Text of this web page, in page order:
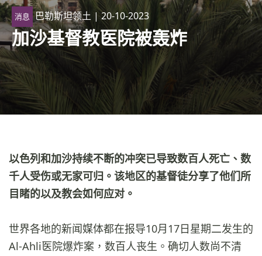
消息 巴勒斯坦领土 | 20-10-2023
加沙基督教医院被轰炸
以色列和加沙持续不断的冲突已导致数百人死亡、数
千人受伤或无家可归。该地区的基督徒分享了他们所
目睹的以及教会如何应对。
世界各地的新闻媒体都在报导10月17日星期二发生的
Al-Ahli医院爆炸案，数百人丧生。确切人数尚不清